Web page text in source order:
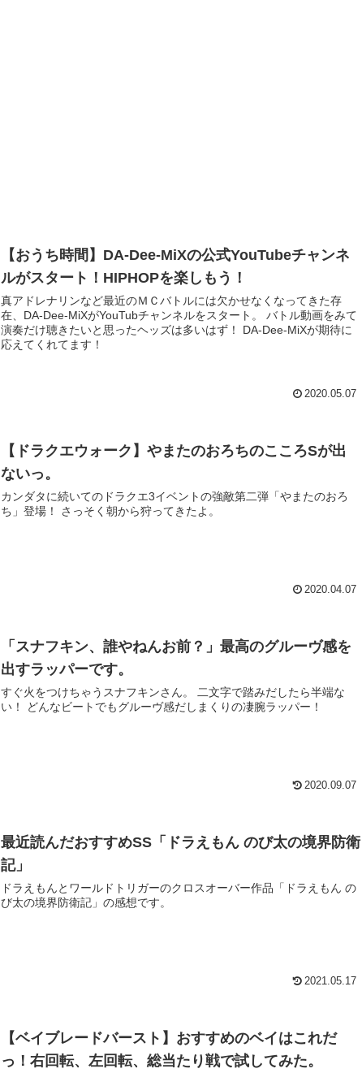
【おうち時間】DA-Dee-MiXの公式YouTubeチャンネ
ルがスタート！HIPHOPを楽しもう！
真アドレナリンなど最近のＭＣバトルには欠かせなくなってきた存
在、DA-Dee-MiXがYouTubチャンネルをスタート。 バトル動画をみて
演奏だけ聴きたいと思ったヘッズは多いはず！ DA-Dee-MiXが期待に
応えてくれてます！
2020.05.07
【ドラクエウォーク】やまたのおろちのこころSが出
ないっ。
カンダタに続いてのドラクエ3イベントの強敵第二弾「やまたのおろ
ち」登場！ さっそく朝から狩ってきたよ。
2020.04.07
「スナフキン、誰やねんお前？」最高のグルーヴ感を
出すラッパーです。
すぐ火をつけちゃうスナフキンさん。 二文字で踏みだしたら半端な
い！ どんなビートでもグルーヴ感だしまくりの凄腕ラッパー！
2020.09.07
最近読んだおすすめSS「ドラえもん のび太の境界防衛
記」
ドラえもんとワールドトリガーのクロスオーバー作品「ドラえもん の
び太の境界防衛記」の感想です。
2021.05.17
【ベイブレードバースト】おすすめのベイはこれだ
っ！右回転、左回転、総当たり戦で試してみた。